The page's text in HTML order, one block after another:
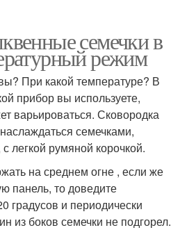
семечки в
режим
При какой температуре? В
прибор вы используете,
варьироваться. Сковородка
семечками,
румяной корочкой.
на среднем огне , если же
панель, то доведите
градусов и периодически
из боков семечки не подгорел.